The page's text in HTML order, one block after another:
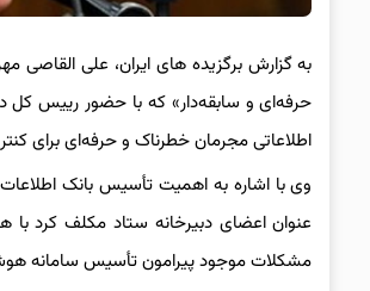
به گزارش برگزیده های ایران، علی القاصی
حرفه‌ای و سابقه‌دار» که با حضور رییس
اطلاعاتی مجرمان خطرناک و حرفه‌ای برای
وی با اشاره به اهمیت تأسیس بانک
مشکلات موجود پیرامون تأسیس سامانه